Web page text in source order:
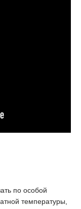
по особой
температуры,